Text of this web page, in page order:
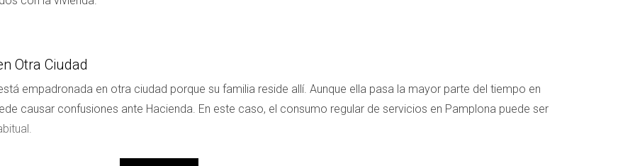
Otra Ciudad
empadronada en otra ciudad porque su familia reside allí. Aunque ella pasa la mayor parte del tiempo en
causar confusiones ante Hacienda. En este caso, el consumo regular de servicios en Pamplona puede ser